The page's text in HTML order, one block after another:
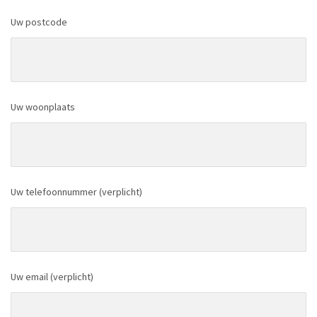
Uw postcode
Uw woonplaats
Uw telefoonnummer (verplicht)
Uw email (verplicht)